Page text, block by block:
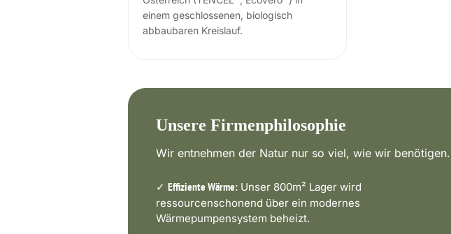
einem geschlossenen, biologisch
abbaubaren Kreislauf.
Unsere Firmenphilosophie
Wir entnehmen der Natur nur so viel, wie wir
✓ Effiziente Wärme: Unser 800m² Lager wird
ressourcenschonend über ein modernes
Wärmepumpensystem beheizt.